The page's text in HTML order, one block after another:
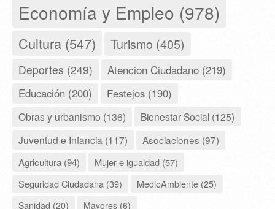
Economía y Empleo (978)
Cultura (547) Turismo (405)
Deportes (249) Atencion Ciudadano (219)
Educación (200) Festejos (190)
Obras y urbanismo (136)
Bienestar Social (125)
Juventud e Infancia (117)
Asociaciones (97)
Agricultura (94)
Mujer e igualdad (57)
Seguridad Ciudadana (39)
MedioAmbiente (25)
Sanidad (20)
Mayores (6)